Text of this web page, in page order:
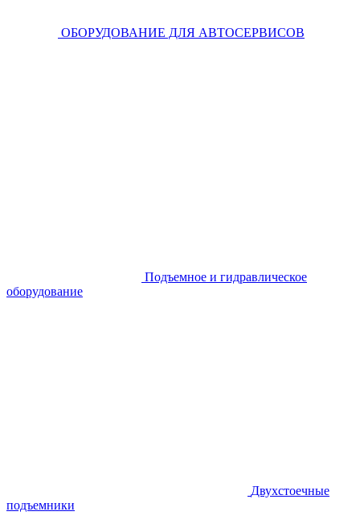
ОБОРУДОВАНИЕ ДЛЯ АВТОСЕРВИСОВ
Подъемное и гидравлическое
оборудование
Двухстоечные
подъемники